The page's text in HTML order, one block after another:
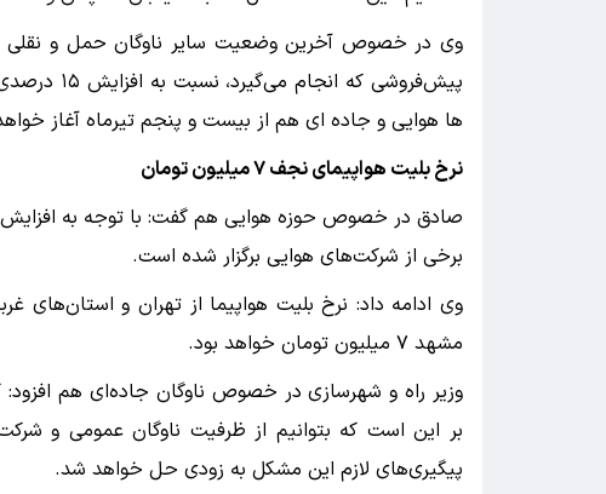
وی در خصوص آخرین وضعیت سایر ناوگان حمل و نقلی
پیش‌فروشی
ها هوایی و جاده ای هم از بیست و پنجم تیرماه آغاز
نرخ بلیت هواپیمای نجف ۷ میلیون تومان
صادق در خصوص حوزه هوایی هم گفت: با توجه به افزایش
برخی از شرکت‌های هوایی برگزار شده است.
مشهد ۷ میلیون تومان خواهد بود.
وزیر راه و شهرسازی در خصوص ناوگان جاده‌ای هم
بر این است که بتوانیم از ظرفیت ناوگان عمومی و
پیگیری‌های لازم این مشکل به زودی حل خواهد شد.